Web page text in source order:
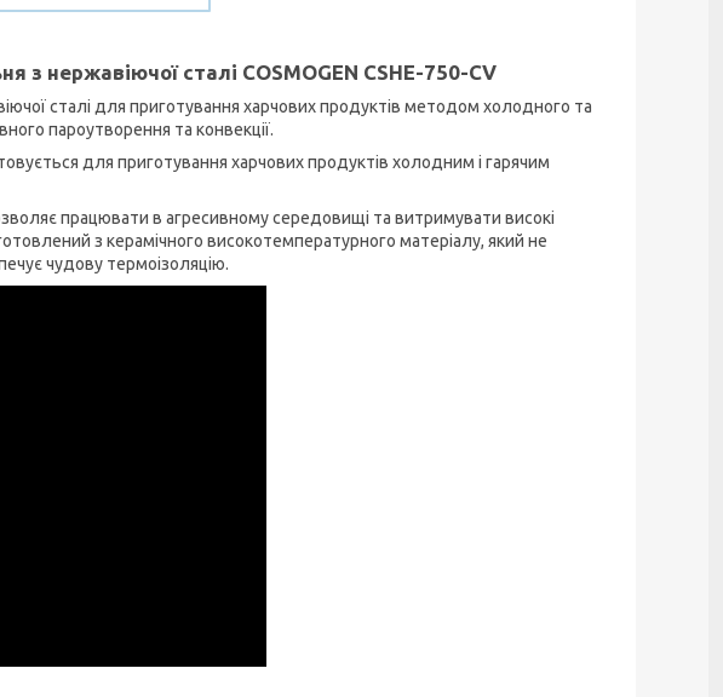
з нержавіючої сталі COSMOGEN CSHE-750-CV
сталі для приготування харчових продуктів методом холодного та
пароутворення та конвекції.
для приготування харчових продуктів холодним і гарячим
працювати в агресивному середовищі та витримувати високі
з керамічного високотемпературного матеріалу, який не
чудову термоізоляцію.